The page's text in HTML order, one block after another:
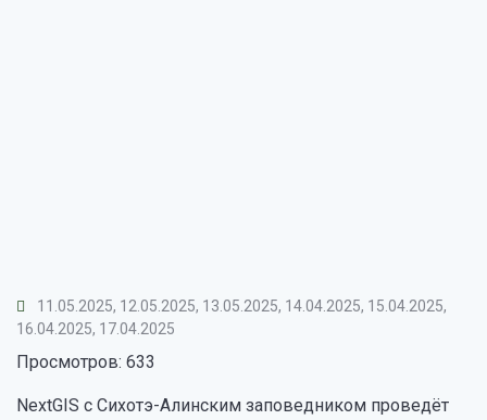
11.05.2025, 12.05.2025, 13.05.2025, 14.04.2025, 15.04.2025,
16.04.2025, 17.04.2025
Просмотров: 633
NextGIS с Сихотэ-Алинским заповедником проведёт